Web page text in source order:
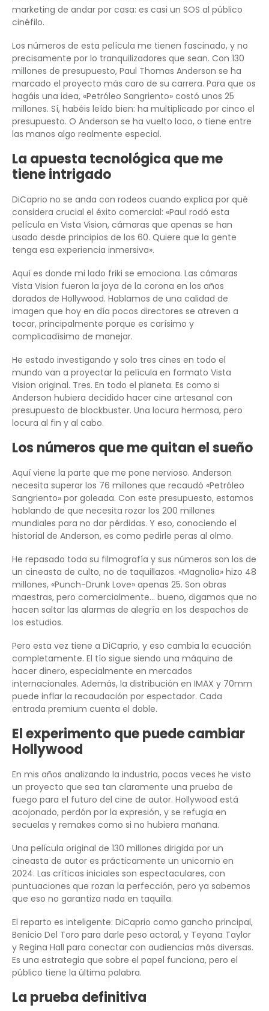
marketing de andar por casa: es casi un SOS al público
cinéfilo.
Los números de esta película me tienen fascinado, y no
precisamente por lo tranquilizadores que sean. Con 130
millones de presupuesto, Paul Thomas Anderson se ha
marcado el proyecto más caro de su carrera. Para que os
hagáis una idea, «Petróleo Sangriento» costó unos 25
millones. Sí, habéis leído bien: ha multiplicado por cinco el
presupuesto. O Anderson se ha vuelto loco, o tiene entre
las manos algo realmente especial.
La apuesta tecnológica que me
tiene intrigado
DiCaprio no se anda con rodeos cuando explica por qué
considera crucial el éxito comercial: «Paul rodó esta
película en Vista Vision, cámaras que apenas se han
usado desde principios de los 60. Quiere que la gente
tenga esa experiencia inmersiva».
Aquí es donde mi lado friki se emociona. Las cámaras
Vista Vision fueron la joya de la corona en los años
dorados de Hollywood. Hablamos de una calidad de
imagen que hoy en día pocos directores se atreven a
tocar, principalmente porque es carísimo y
complicadísimo de manejar.
He estado investigando y solo tres cines en todo el
mundo van a proyectar la película en formato Vista
Vision original. Tres. En todo el planeta. Es como si
Anderson hubiera decidido hacer cine artesanal con
presupuesto de blockbuster. Una locura hermosa, pero
locura al fin y al cabo.
Los números que me quitan el sueño
Aquí viene la parte que me pone nervioso. Anderson
necesita superar los 76 millones que recaudó «Petróleo
Sangriento» por goleada. Con este presupuesto, estamos
hablando de que necesita rozar los 200 millones
mundiales para no dar pérdidas. Y eso, conociendo el
historial de Anderson, es como pedirle peras al olmo.
He repasado toda su filmografía y sus números son los de
un cineasta de culto, no de taquillazos. «Magnolia» hizo 48
millones, «Punch-Drunk Love» apenas 25. Son obras
maestras, pero comercialmente… bueno, digamos que no
hacen saltar las alarmas de alegría en los despachos de
los estudios.
Pero esta vez tiene a DiCaprio, y eso cambia la ecuación
completamente. El tío sigue siendo una máquina de
hacer dinero, especialmente en mercados
internacionales. Además, la distribución en IMAX y 70mm
puede inflar la recaudación por espectador. Cada
entrada premium cuenta el doble.
El experimento que puede cambiar
Hollywood
En mis años analizando la industria, pocas veces he visto
un proyecto que sea tan claramente una prueba de
fuego para el futuro del cine de autor. Hollywood está
acojonado, perdón por la expresión, y se refugia en
secuelas y remakes como si no hubiera mañana.
Una película original de 130 millones dirigida por un
cineasta de autor es prácticamente un unicornio en
2024. Las críticas iniciales son espectaculares, con
puntuaciones que rozan la perfección, pero ya sabemos
que eso no garantiza nada en taquilla.
El reparto es inteligente: DiCaprio como gancho principal,
Benicio Del Toro para darle peso actoral, y Teyana Taylor
y Regina Hall para conectar con audiencias más diversas.
Es una estrategia que sobre el papel funciona, pero el
público tiene la última palabra.
La prueba definitiva